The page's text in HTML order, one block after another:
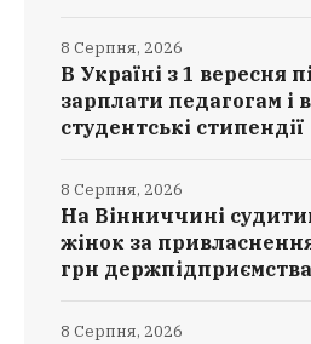
В Україні з 1 вересня
зарплати педагогам і
студентські стипендії
8 Серпня, 2026
На Вінниччині
жінок за
грн держпідприємства
8 Серпня, 2026
8 Серпня, 2026